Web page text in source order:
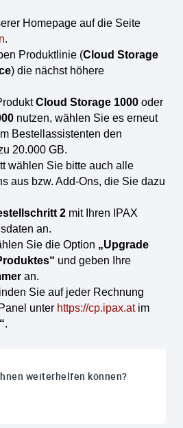
Homepage auf die Seite
.
Produktlinie (Cloud Storage
) die nächst höhere
Cloud Storage 1000 oder
nutzen, wählen Sie es erneut
Bestellassistenten den
20.000 GB.
wählen Sie bitte auch alle
aus bzw. Add-Ons, die Sie dazu
2 mit Ihren IPAX
an.
Sie die Option „Upgrade
und geben Ihre
an.
Sie auf jeder Rechnung
unter https://cp.ipax.atim
.
weiterhelfen können?